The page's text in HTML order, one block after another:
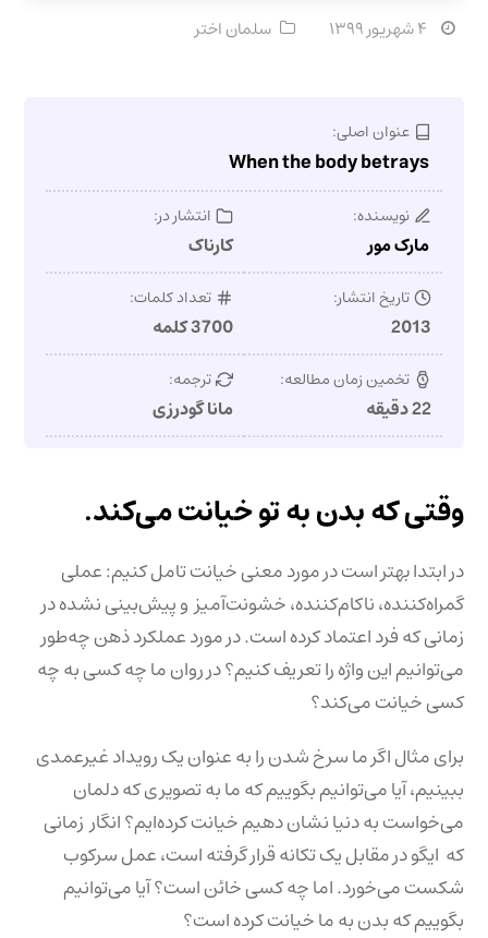
۴ شهریور ۱۳۹۹ سلمان اختر
عنوان اصلی:
When the body betrays
نویسنده:
مارک مور
انتشار در:
کارناک
تاریخ انتشار:
2013
تعداد کلمات:
3700 کلمه
تخمین زمان مطالعه:
22 دقیقه
ترجمه:
مانا گودرزی
وقتی که بدن به تو خیانت می‌کند.
در ابتدا بهتر است در مورد معنی خیانت تامل کنیم: عملی
گمراه‌کننده، ناکام‌کننده، خشونت‌آمیز و پیش‌بینی نشده در
زمانی که فرد اعتماد کرده است. در مورد عملکرد ذهن چه‌طور
می‌توانیم این واژه را تعریف کنیم؟ در روان ما چه کسی به چه
کسی خیانت می‌کند؟
برای مثال اگر ما سرخ شدن را به عنوان یک رویداد غیرعمدی
ببینیم، آیا می‌توانیم بگوییم که ما به تصویری که دلمان
می‌خواست به دنیا نشان دهیم خیانت کرده‌ایم؟ انگار زمانی
که ایگو در مقابل یک تکانه قرار گرفته است، عمل سرکوب
شکست می‌خورد. اما چه کسی خائن است؟ آیا می‌توانیم
بگوییم که بدن به ما خیانت کرده است؟